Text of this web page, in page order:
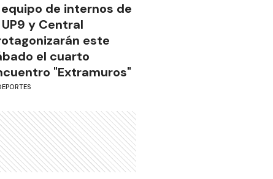
equipo de internos de
y Central
este
el cuarto
"Extramuros"